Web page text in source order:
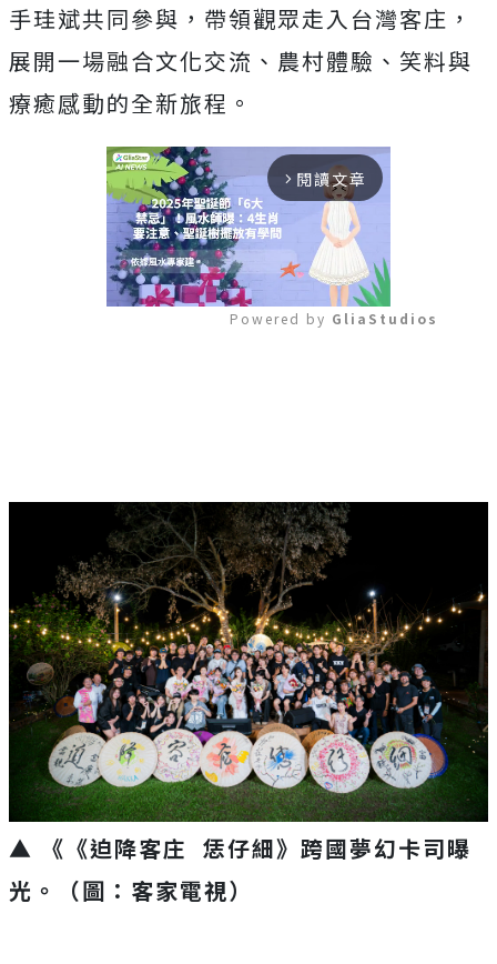
手珪斌共同參與，帶領觀眾走入台灣客庄，
展開一場融合文化交流、農村體驗、笑料與
療癒感動的全新旅程。
arrow_forward_ios 閱讀文章
Powered by GliaStudios
▲ 《《迫降客庄 恁仔細》跨國夢幻卡司曝
光。（圖：客家電視）